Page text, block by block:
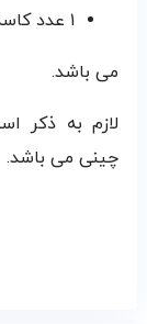
۱ عدد کاسه بزرگ (کاسه سالاد یا سوپ)
می باشد.
لازم به
چینی می باشد.